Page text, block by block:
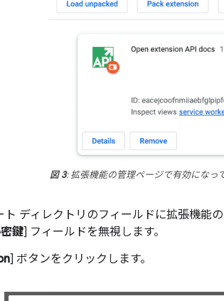
図 3: 拡張機能の管理ページで有効になっ
ト ディレクトリのフィールドに拡張機能
鍵] フィールドを無視します。
] ボタンをクリックします。